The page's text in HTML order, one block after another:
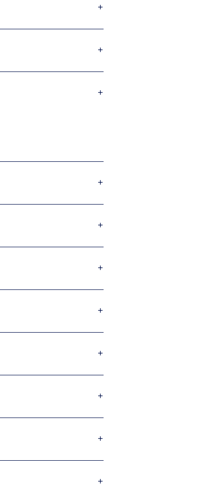
+
+
+
+
+
+
+
+
+
+
+